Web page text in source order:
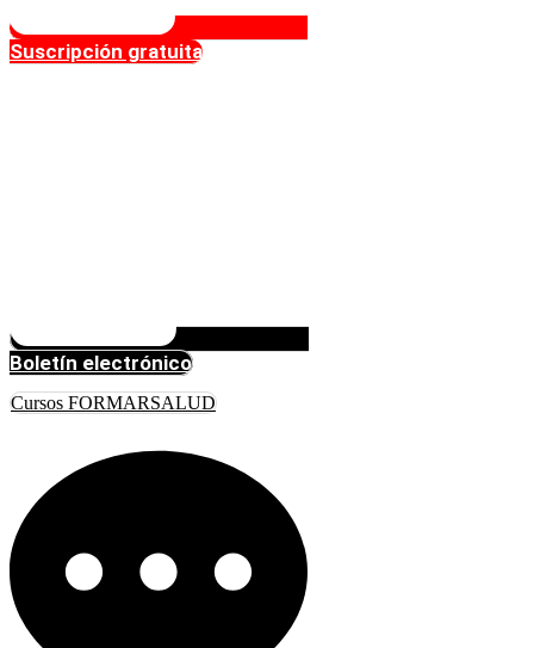
Suscripción gratuita
Boletín electrónico
Cursos FORMARSALUD